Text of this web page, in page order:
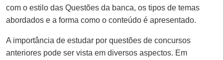
com o estilo das Questões da banca, os tipos de temas
abordados e a forma como o conteúdo é apresentado.
A importância de estudar por questões de concursos
anteriores pode ser vista em diversos aspectos. Em